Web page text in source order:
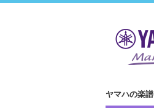
ヤマハの楽